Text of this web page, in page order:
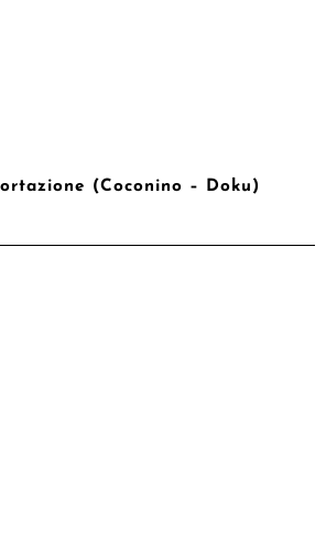
(Coconino – Doku)